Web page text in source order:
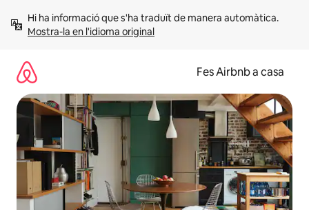
Mostra-la en l'idioma original
Fes Airbnb a casa